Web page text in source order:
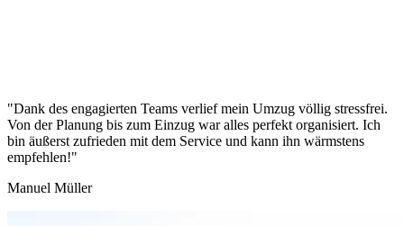
"Dank des engagierten Teams verlief mein Umzug völlig stressfrei.
Von der Planung bis zum Einzug war alles perfekt organisiert. Ich
bin äußerst zufrieden mit dem Service und kann ihn wärmstens
empfehlen!"
Manuel Müller